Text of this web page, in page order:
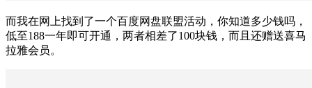
而我在网上找到了一个百度网盘联盟活动，你知道多少钱吗，
低至188一年即可开通，两者相差了100块钱，而且还赠送喜马
拉雅会员。